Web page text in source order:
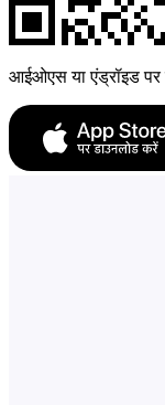
आईओएस या एंड्रॉइड